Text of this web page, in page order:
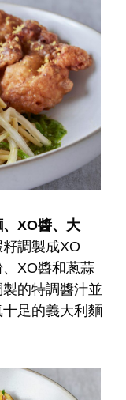
、XO醬、大
調製成XO
XO醬和蔥蒜
的特調醬汁並
足的義大利麵